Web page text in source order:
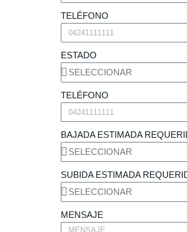
TELÉFONO
ESTADO
TELÉFONO
BAJADA ESTIMADA
SUBIDA ESTIMADA
MENSAJE